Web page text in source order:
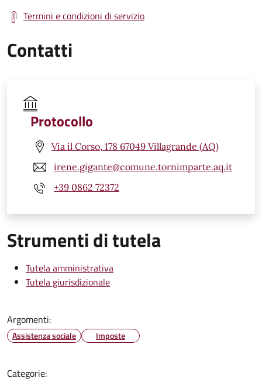
Termini e condizioni di servizio
Contatti
Protocollo
Via il Corso, 178 67049 Villagrande (AQ)
irene.gigante@comune.tornimparte.aq.it
+39 0862 72372
Strumenti di tutela
Tutela amministrativa
Tutela giurisdizionale
Argomenti:
Assistenza sociale Imposte
Categorie: